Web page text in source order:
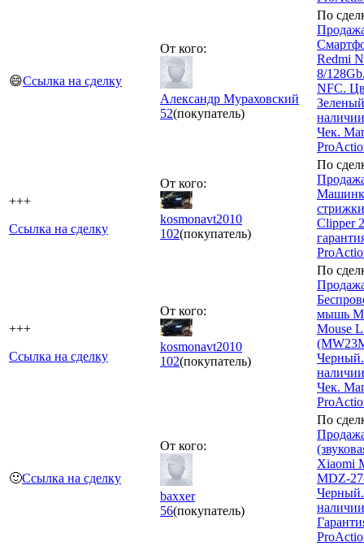
😄Ссылка на сделку
От кого:
Александр Мураховский
52(покупатель)
По
Redmi
8/
NFC.
Чек.
+++
Ссылка на сделку
От кого:
kosmonavt2010
102(покупатель)
По
Clipper
+++
Ссылка на сделку
От кого:
kosmonavt2010
102(покупатель)
По
мышь
Mouse
Чек.
🙂Ссылка на сделку
От кого:
baxxer
56(покупатель)
По
Xiaomi
MDZ-